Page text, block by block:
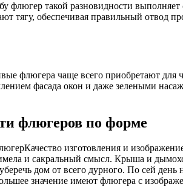
флюгер такой разновидности
тягу, обеспечивая правильный отвод
флюгера чаще всего приобретают
фасада окон и даже зелеными
флюгеров по форме
Качество изготовления и
и сакральный смысл. Крыша и
дом от всего дурного. По сей
значение имеют флюгера с